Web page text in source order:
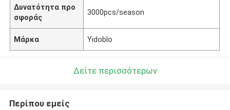
Δυνατότητα προ
σφοράς
3000pcs/season
Μάρκα Yidoblo
Δείτε περισσότερων
Περίπου εμείς